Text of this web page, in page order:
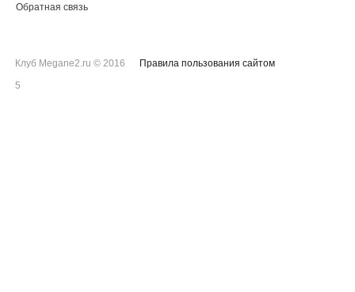
Обратная связь
Клуб Megane2.ru © 2016
Правила пользования сайтом
5